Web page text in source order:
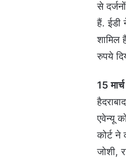
से
हैं. ईडी
शामिल
रुपये
15
एवेन्यू
कोर्ट ने
जोशी,